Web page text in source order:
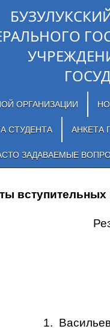
ОРГАНИЗАЦИИ
СТУДЕНТА АНКЕТА
ЗАДАВАЕМЫЕ
1.